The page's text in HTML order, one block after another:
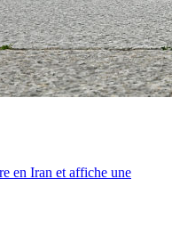
en Iran et affiche une